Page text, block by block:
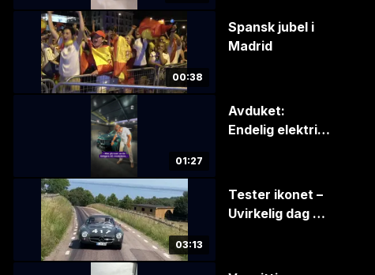
00:38
Spansk jubel i
Madrid
01:27
Avduket:
Endelig elektrisk
03:13
Tester ikonet –
Uvirkelig dag på